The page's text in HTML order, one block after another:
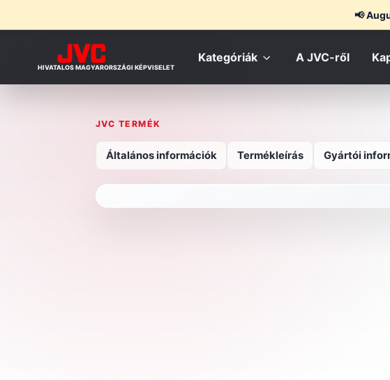
📢
HIVATALOS MAGYARORSZÁGI KÉPVISELET
Kategóriák A JVC-ről
JVC TERMÉK
Általános információk Termékleírás Gyártói